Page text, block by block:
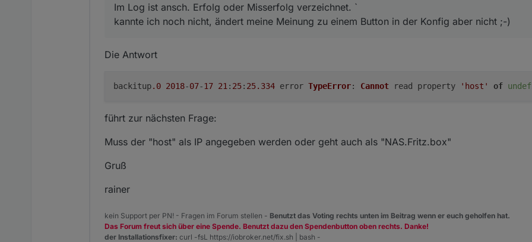
Im Log ist ansch. Erfolg oder Misserfolg verzeichnet. `
kannte ich noch nicht, ändert meine Meinung zu einem Button in der Konfig aber nicht ;-)
Die Antwort
backitup.0 2018-07-17 21 : 25: 25.334 error TypeError: Cannot read property 'host' of
führt zur nächsten Frage:
Muss der "host" als IP angegeben werden oder geht auch als "NAS.Fritz.box"
Gruß
rainer
kein Support per PN! - Fragen im Forum stellen - Benutzt das Voting rechts unten im Beitrag wenn er euch geholfen hat.
Das Forum freut sich über eine Spende. Benutzt dazu den Spendenbutton oben rechts. Danke!
der Installationsfixer: curl -fsL https://iobroker.net/fix.sh | bash -